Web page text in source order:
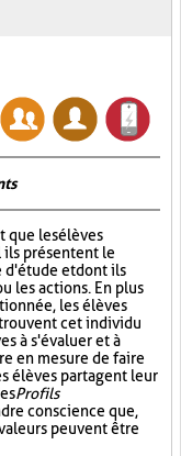
que les élèves
ils présentent le
d'étude et dont ils
les actions. En plus
les élèves
cet individu
à s'évaluer et à
en mesure de faire
élèves partagent leur
Profils
conscience que,
peuvent être